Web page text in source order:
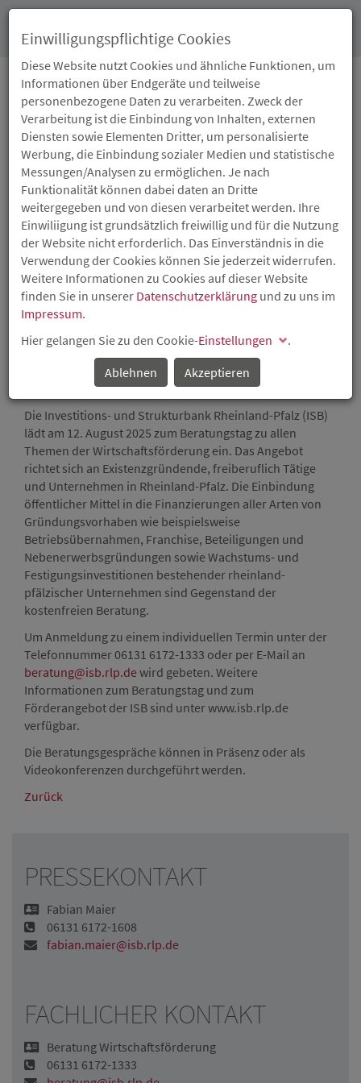
11.08.2025
BERATUNG FÜR
GRÜNDERINNEN UND
GRÜNDER,
FREIBERUFLICH TÄTIGE
UND
MITTELSTÄNDISCHE
UNTERNEHMEN
ISB-Beratungstag am 12. August 2025
Die Investitions- und Strukturbank Rheinland-Pfalz (ISB)
lädt am 12. August 2025 zum Beratungstag zu allen
Themen der Wirtschaftsförderung ein. Das Angebot
richtet sich an Existenzgründende, freiberuflich Tätige
und Unternehmen in Rheinland-Pfalz. Die Einbindung
öffentlicher Mittel in die Finanzierungen aller Arten von
Gründungsvorhaben wie beispielsweise
Betriebsübernahmen, Franchise, Beteiligungen und
Nebenerwerbsgründungen sowie Wachstums- und
Festigungsinvestitionen bestehender rheinland-
pfälzischer Unternehmen sind Gegenstand der
kostenfreien Beratung.
Um Anmeldung zu einem individuellen Termin unter der
Telefonnummer 06131 6172-1333 oder per E-Mail an
beratung@isb.rlp.dewird gebeten. Weitere
Informationen zum Beratungstag und zum
Förderangebot der ISB sind unter www.isb.rlp.de
verfügbar.
Die Beratungsgespräche können in Präsenz oder als
Videokonferenzen durchgeführt werden.
Zurück
PRESSEKONTAKT
Fabian Maier
06131 6172-1608
fabian.maier@isb.rlp.de
FACHLICHER KONTAKT
Beratung Wirtschaftsförderung
06131 6172-1333
Einwilligungspflichtige Cookies
Diese Website nutzt Cookies und ähnliche Funktionen, um
Informationen über Endgeräte und teilweise
personenbezogene Daten zu verarbeiten. Zweck der
Verarbeitung ist die Einbindung von Inhalten, externen
Diensten sowie Elementen Dritter, um personalisierte
Werbung, die Einbindung sozialer Medien und statistische
Messungen/Analysen zu ermöglichen. Je nach
Funktionalität können dabei daten an Dritte
weitergegeben und von diesen verarbeitet werden. Ihre
Einwiliigung ist grundsätzlich freiwillig und für die Nutzung
der Website nicht erforderlich. Das Einverständnis in die
Verwendung der Cookies können Sie jederzeit widerrufen.
Weitere Informationen zu Cookies auf dieser Website
finden Sie in unserer Datenschutzerklärung und zu uns im
Impressum.
Hier gelangen Sie zu den Cookie-Einstellungen
.
Ablehnen
Akzeptieren